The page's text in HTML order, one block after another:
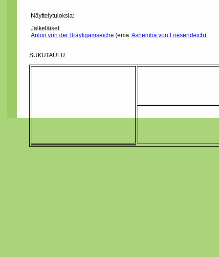
Näyttelytuloksia:
Jälkeläiset:
Anton von der Bräytigamseiche (emä:Ashemba von Friesendeich)
SUKUTAULU